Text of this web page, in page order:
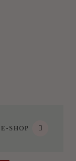
SHOP